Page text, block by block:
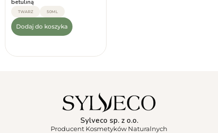
betuliną
TWARZ 50ML
Dodaj do koszyka
Sylveco sp. z o.o.
Producent Kosmetyków Naturalnych